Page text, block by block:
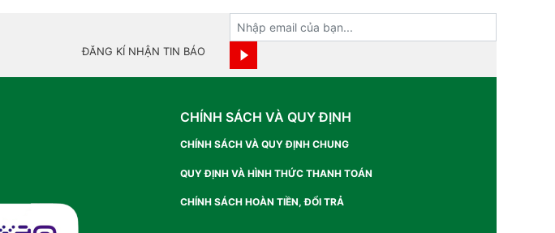
ĐĂNG KÍ NHẬN TIN BÁO
CHÍNH SÁCH VÀ QUY ĐỊNH
CHÍNH SÁCH VÀ QUY ĐỊNH CHUNG
QUY ĐỊNH VÀ HÌNH THỨC THANH TOÁN
CHÍNH SÁCH HOÀN TIỀN, ĐỔI TRẢ